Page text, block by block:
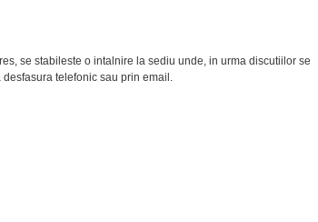
se stabileste o intalnire la sediu unde, in urma discutiilor se
telefonic sau prin email.